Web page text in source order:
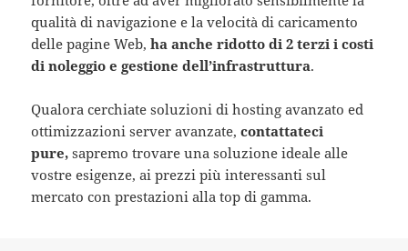
qualità di navigazione e la velocità di caricamento
delle pagine Web,ha anche ridotto di 2 terzi i costi
di noleggio e gestione dell’infrastruttura.
Qualora cerchiate soluzioni di hosting avanzato ed
ottimizzazioni server avanzate,contattateci
pure,sapremo trovare una soluzione ideale alle
vostre esigenze, ai prezzi più interessanti sul
mercato con prestazioni alla top di gamma.